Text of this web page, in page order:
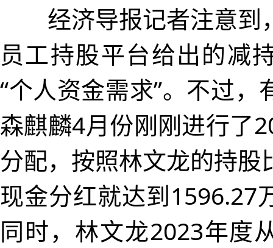
经济导报记者注意到
员工持股平台给出的减
“个人资金需求”。不过，
森麒麟4月份刚刚进行了
分配，按照林文龙的持股
现金分红就达到1596.27
同时，林文龙2023年度